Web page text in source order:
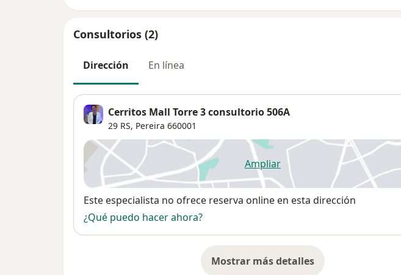
Consultorios (2)
Dirección En línea
Cerritos Mall Torre 3 consultorio 506A
29 RS, Pereira 660001
Ampliarse abre en una nueva pestaña
Disponibilidad
Este especialista no ofrece reserva online en esta dirección
¿Qué puedo hacer ahora?
Mostrar más detalles
sobre la dirección